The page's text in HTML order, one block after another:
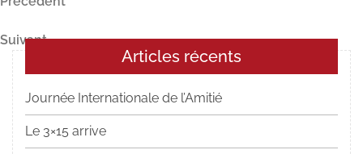
de
l’article
Article
suivant
Suivant
Articles récents
Journée Internationale de l’Amitié
Le 3×15 arrive